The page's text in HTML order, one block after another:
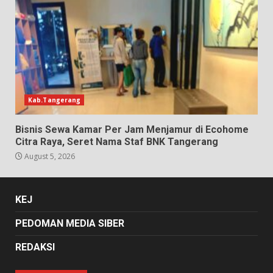
Kab.Tangerang
Bisnis Sewa Kamar Per Jam Menjamur di Ecohome
Citra Raya, Seret Nama Staf BNK Tangerang
August 5, 2026
KEJ
PEDOMAN MEDIA SIBER
REDAKSI